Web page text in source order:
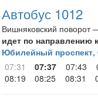
Автобус 1012
Вишняковский поворот
идет по направлению
Юбилейный проспект,
07:31
07:37 07:43
08:19
08:25 08:31